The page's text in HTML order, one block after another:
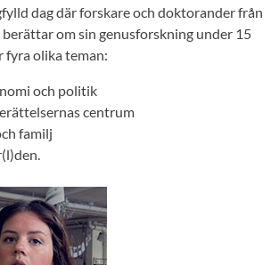
dag där forskare och doktorander från
om sin genusforskning under 15
fyra olika teman:
och politik
centrum
familj